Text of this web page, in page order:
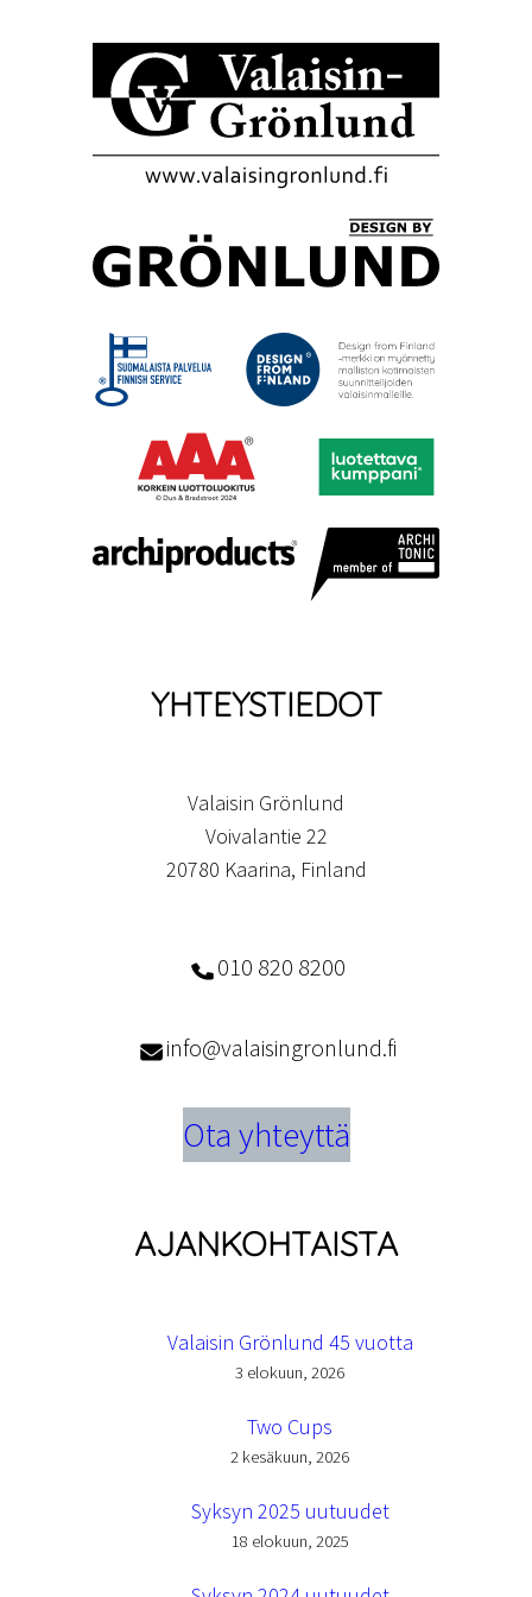
YHTEYSTIEDOT
Valaisin Grönlund
Voivalantie 22
20780 Kaarina, Finland
010 820 8200
info@valaisingronlund.fi
Ota yhteyttä
AJANKOHTAISTA
Valaisin Grönlund 45 vuotta
3 elokuun, 2026
Two Cups
2 kesäkuun, 2026
Syksyn 2025 uutuudet
18 elokuun, 2025